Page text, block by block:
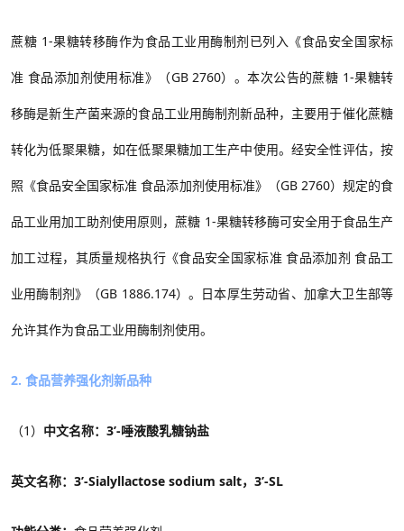
蔗糖 1-果糖转移酶作为食品工业用酶制剂已列入 《食品安全国家标
准 食品添加剂使用标准》（GB 2760） 。本次公告的蔗糖 1-果糖转
移酶是新生产菌来源的食品工业用酶制剂新品种， 主要用于催化蔗糖
转化为低聚果糖，如在低聚果糖加工生产中使用。经安全性评估，按
照《食品安全国家标准 食品添加剂使用标准》（GB 2760） 规定的食
品工业用加工助剂使用原则，蔗糖 1-果糖转移酶可安全用于食品生产
加工过程，其质量规格执行《食品安全国家标准 食品添加剂 食品工
业用酶制剂》（GB 1886.174）。 日本厚生劳动省、加拿大卫生部等
允许其作为食品工业用酶制剂使用。
2. 食品营养强化剂新品种
（1） 中文名称：3’-唾液酸乳糖钠盐
英文名称：3’-Sialyllactose sodium salt，3’-SL